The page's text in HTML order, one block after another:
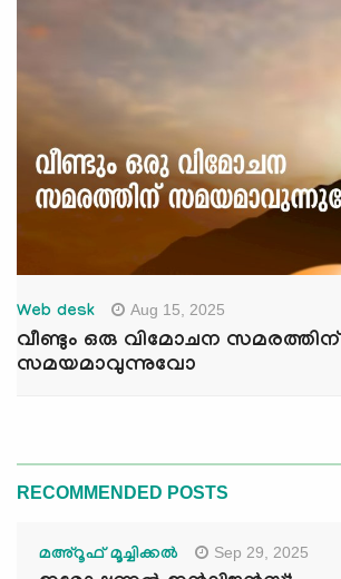
Web desk Aug 15, 2025
വീണ്ടും ഒരു വിമോചന സമരത്തിന്
സമയമാവുന്നുവോ
RECOMMENDED POSTS
മഅ്റൂഫ് മൂച്ചിക്കല്‍ Sep 29, 2025